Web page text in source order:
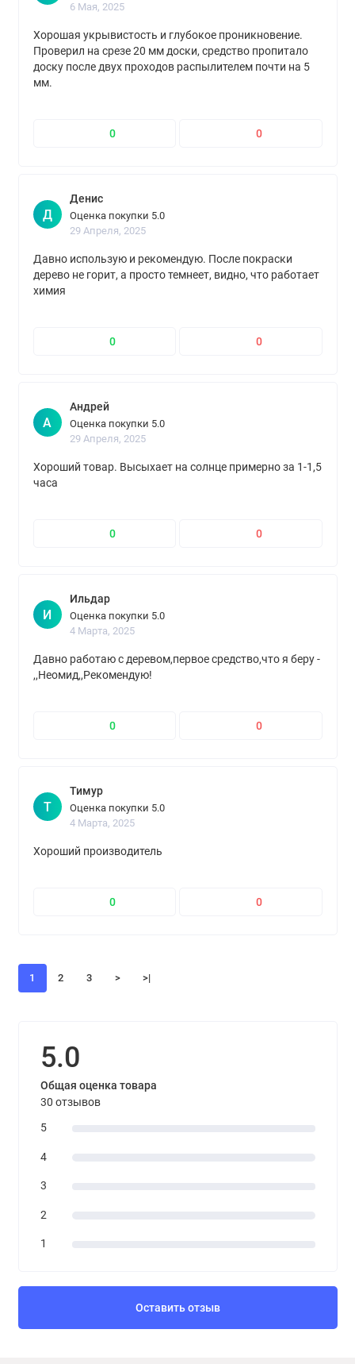
6 Мая, 2025
Хорошая укрывистость и глубокое проникновение.
Проверил на срезе 20 мм доски, средство пропитало
доску после двух проходов распылителем почти на 5
мм.
0 0
Д
Денис
Оценка покупки 5.0
29 Апреля, 2025
Давно использую и рекомендую. После покраски
дерево не горит, а просто темнеет, видно, что работает
химия
0 0
А
Андрей
Оценка покупки 5.0
29 Апреля, 2025
Хороший товар. Высыхает на солнце примерно за 1-1,5
часа
0 0
И
Ильдар
Оценка покупки 5.0
4 Марта, 2025
Давно работаю с деревом,первое средство,что я беру -
,,Неомид,,Рекомендую!
0 0
Т
Тимур
Оценка покупки 5.0
4 Марта, 2025
Хороший производитель
0 0
1 2 3 > >|
5.0
Общая оценка товара
30 отзывов
5
4
3
2
1
Оставить отзыв